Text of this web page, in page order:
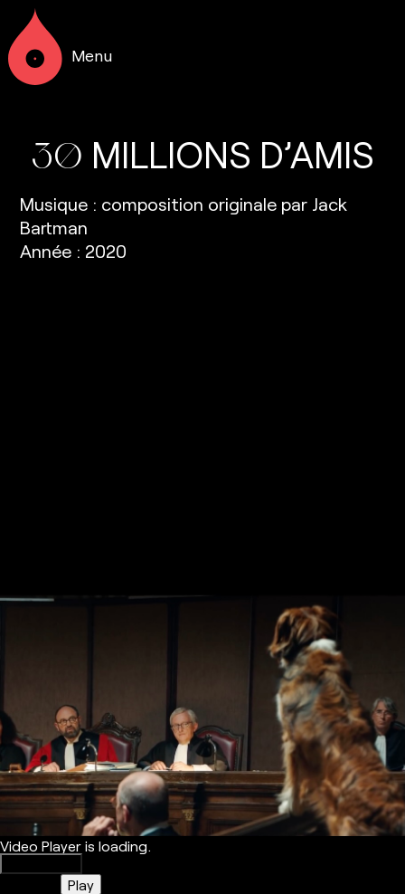
Menu
30 MILLIONS D’AMIS
Musique : composition originale par Jack
Bartman
Année : 2020
Video Player is loading.
Play